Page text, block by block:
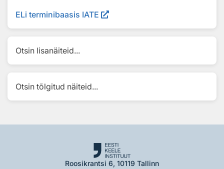
ELi terminibaasis IATE
Otsin lisanäiteid...
Otsin tõlgitud näiteid...
Roosikrantsi 6, 10119 Tallinn